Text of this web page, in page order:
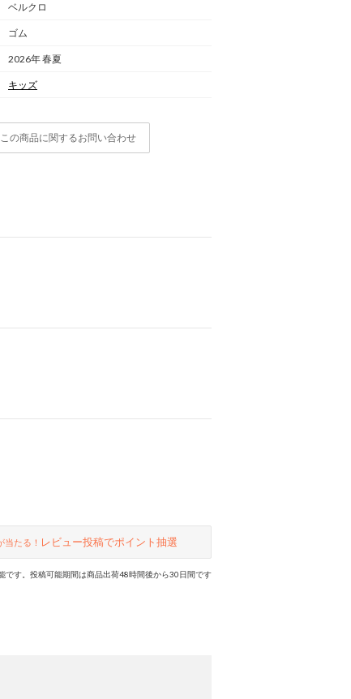
ベルクロ
ゴム
2026年 春夏
キッズ
この商品に関するお問い合わせ
当たる！ レビュー投稿でポイント抽選
す。投稿可能期間は商品出荷48時間後から30日間です